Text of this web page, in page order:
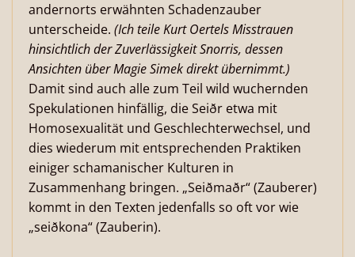
andernorts erwähnten Schadenzauber
unterscheide. (Ich teile Kurt Oertels Misstrauen
hinsichtlich der Zuverlässigkeit Snorris, dessen
Ansichten über Magie Simek direkt übernimmt.)
Damit sind auch alle zum Teil wild wuchernden
Spekulationen hinfällig, die Seiðr etwa mit
Homosexualität und Geschlechterwechsel, und
dies wiederum mit entsprechenden Praktiken
einiger schamanischer Kulturen in
Zusammenhang bringen. „Seiðmaðr“ (Zauberer)
kommt in den Texten jedenfalls so oft vor wie
„seiðkona“ (Zauberin).